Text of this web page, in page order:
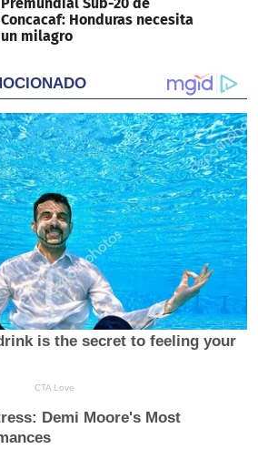
Premundial Sub-20 de
Concacaf: Honduras necesita
un milagro